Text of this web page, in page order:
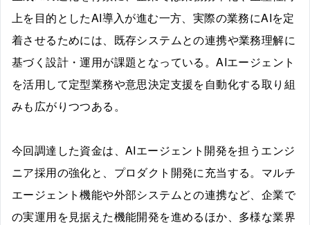
上を目的としたAI導入が進む一方、実際の業務にAIを定
着させるためには、既存システムとの連携や業務理解に
基づく設計・運用が課題となっている。AIエージェント
を活用して定型業務や意思決定支援を自動化する取り組
みも広がりつつある。
今回調達した資金は、AIエージェント開発を担うエンジ
ニア採用の強化と、プロダクト開発に充当する。マルチ
エージェント機能や外部システムとの連携など、企業で
の実運用を見据えた機能開発を進めるほか、多様な業界